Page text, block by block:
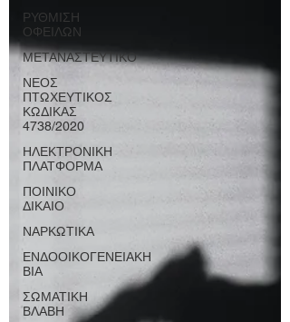
ΡΥΘΜΙΣΗ
ΟΦΕΙΛΩΝ
ΜΕΤΑΝΑΣΤΕΥΤΙΚΟ
ΝΕΟΣ
ΠΤΩΧΕΥΤΙΚΟΣ
ΚΩΔΙΚΑΣ
4738/2020
ΗΛΕΚΤΡΟΝΙΚΗ
ΠΛΑΤΦΟΡΜΑ
ΠΟΙΝΙΚΟ
ΔΙΚΑΙΟ
ΝΑΡΚΩΤΙΚΑ
ΕΝΔΟΟΙΚΟΓΕΝΕΙΑΚΗ
ΒΙΑ
ΣΩΜΑΤΙΚΗ
ΒΛΑΒΗ